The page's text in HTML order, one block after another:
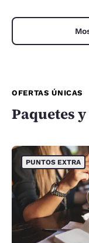
OFERTAS ÚNICAS
Paquetes
PUNTOS EXTRA